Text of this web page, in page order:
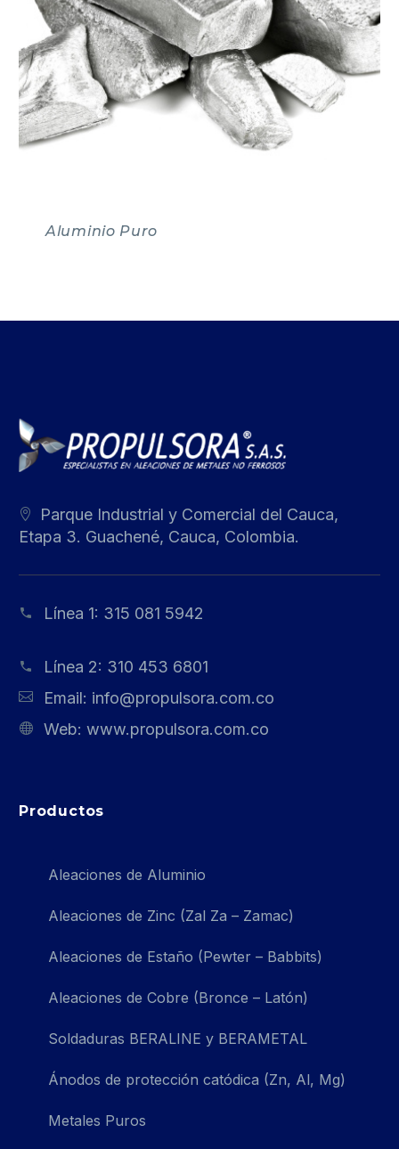
Aluminio Puro
Parque Industrial y Comercial del Cauca,
Etapa 3. Guachené, Cauca, Colombia.
Línea 1: 315 081 5942
Línea 2: 310 453 6801
Email: info@propulsora.com.co
Web: www.propulsora.com.co
Productos
Aleaciones de Aluminio
Aleaciones de Zinc (Zal Za – Zamac)
Aleaciones de Estaño (Pewter – Babbits)
Aleaciones de Cobre (Bronce – Latón)
Soldaduras BERALINE y BERAMETAL
Ánodos de protección catódica (Zn, Al, Mg)
Metales Puros